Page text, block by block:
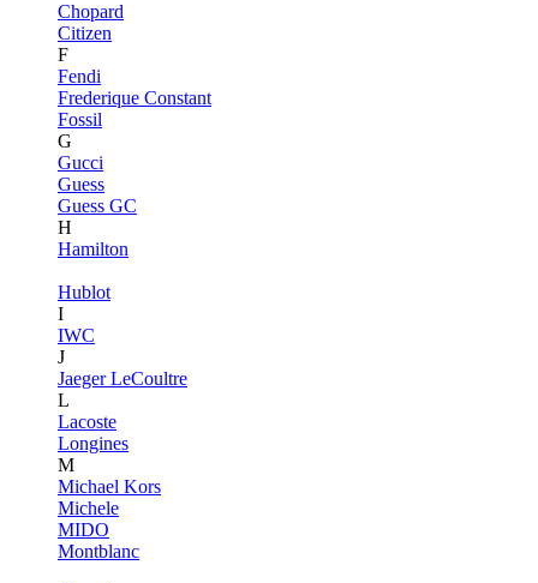
Chopard
Citizen
F
Fendi
Frederique Constant
Fossil
G
Gucci
Guess
Guess GC
H
Hamilton
Hublot
I
IWC
J
Jaeger LeCoultre
L
Lacoste
Longines
M
Michael Kors
Michele
MIDO
Montblanc